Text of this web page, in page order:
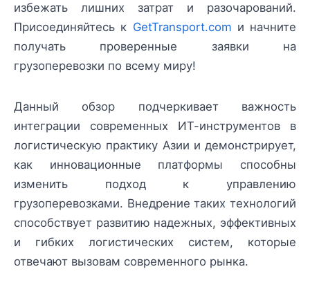
избежать лишних затрат и разочарований.
Присоединяйтесь к GetTransport.com и начните
получать проверенные заявки на
грузоперевозки по всему миру!
Данный обзор подчеркивает важность
интеграции современных ИТ-инструментов в
логистическую практику Азии и демонстрирует,
как инновационные платформы способны
изменить подход к управлению
грузоперевозками. Внедрение таких технологий
способствует развитию надежных, эффективных
и гибких логистических систем, которые
отвечают вызовам современного рынка.